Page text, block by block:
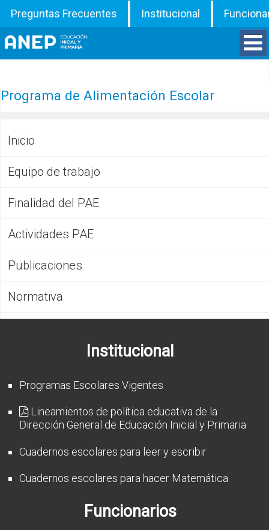
Preguntas Frecuentes Institucional
Inspecciones
Programas
ATD
Documentos
CFP
Programa de Alimentación Escolar
Inicio
Equipo de trabajo
Finalidad del PAE
Actividades PAE
Publicaciones
Normativa
Institucional
Programas Escolares Vigentes
Lineamientos de política educativa de la
Dirección General de Educación Inicial y Primaria
Cuadernos escolares para leer y escribir
Cuadernos escolares para hacer Matemática
Funcionarios